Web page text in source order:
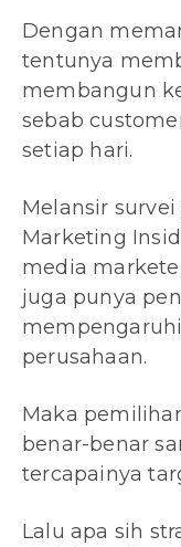
Dengan
tentunya
membangun
sebab
setiap hari.
Melansir
Marketing
media
juga punya
perusahaan.
Maka
benar-benar
tercapainya
Lalu apa sih